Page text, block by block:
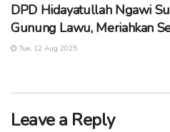
DPD Hidayatullah Ngawi
Gunung Lawu, Meriahkan
Tue, 12 Aug 2025
Leave a Reply